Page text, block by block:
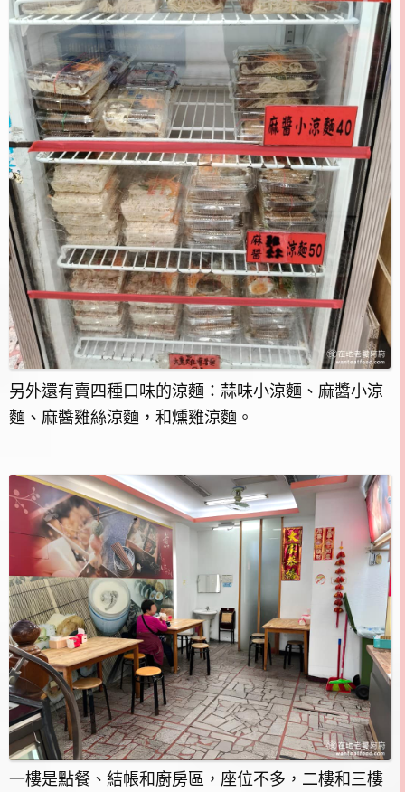
另外還有賣四種口味的涼麵：蒜味小涼麵、麻醬小涼
麵、麻醬雞絲涼麵，和燻雞涼麵。
一樓是點餐、結帳和廚房區，座位不多，二樓和三樓